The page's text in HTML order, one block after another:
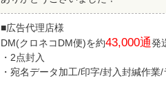
■広告代理店様
DM(クロネコDM便)を約43,000通発
・2点封入
・宛名データ加工/印字/封入封緘作